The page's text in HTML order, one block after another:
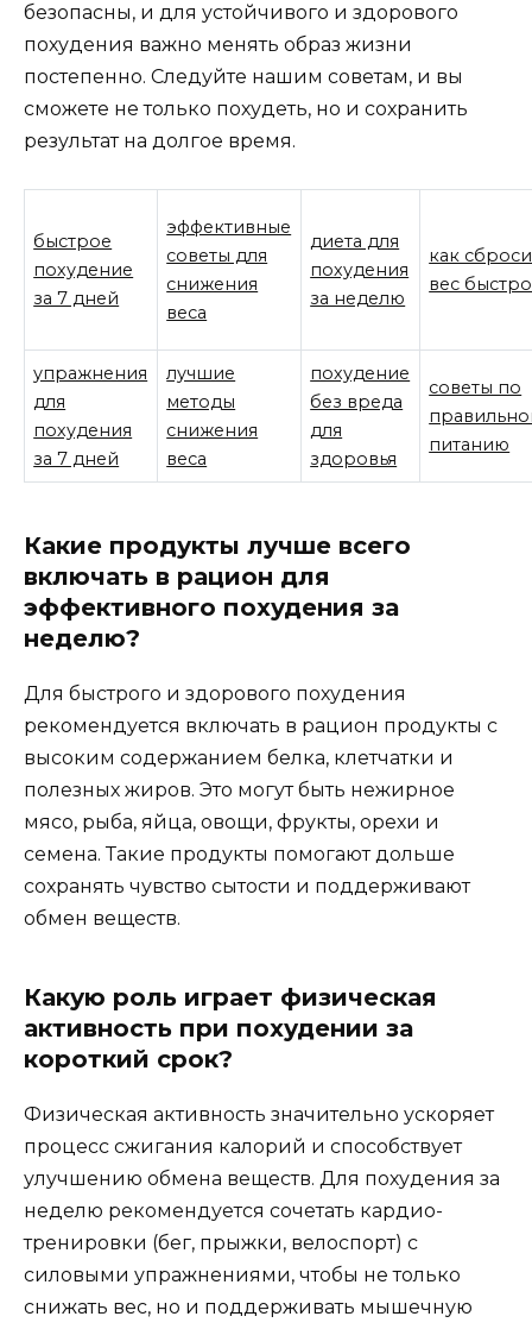
безопасны, и для устойчивого и здорового
похудения важно менять образ жизни
постепенно. Следуйте нашим советам, и вы
сможете не только похудеть, но и сохранить
результат на долгое время.
быстрое
похудение
за 7 дней
эффективные
советы для
снижения
веса
диета для
похудения
за неделю
как
вес быстро
упражнения
для
похудения
за 7 дней
лучшие
методы
снижения
веса
похудение
без вреда
для
здоровья
советы по
питанию
Какие продукты лучше всего
включать в рацион для
эффективного похудения за
неделю?
Для быстрого и здорового похудения
рекомендуется включать в рацион продукты с
высоким содержанием белка, клетчатки и
полезных жиров. Это могут быть нежирное
мясо, рыба, яйца, овощи, фрукты, орехи и
семена. Такие продукты помогают дольше
сохранять чувство сытости и поддерживают
обмен веществ.
Какую роль играет физическая
активность при похудении за
короткий срок?
Физическая активность значительно ускоряет
процесс сжигания калорий и способствует
улучшению обмена веществ. Для похудения за
неделю рекомендуется сочетать кардио-
тренировки (бег, прыжки, велоспорт) с
силовыми упражнениями, чтобы не только
снижать вес, но и поддерживать мышечную